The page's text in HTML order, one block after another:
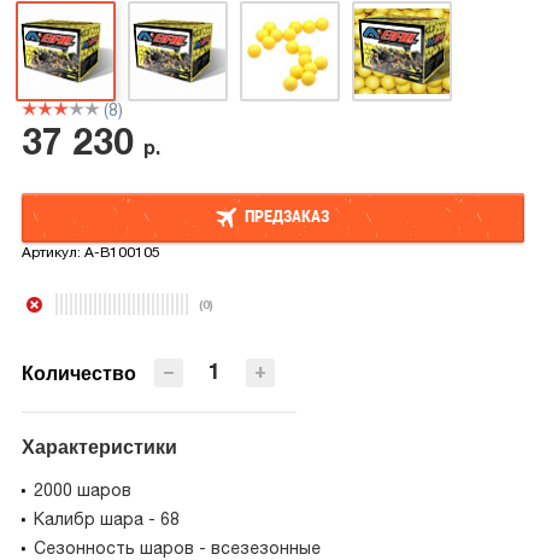
(8)
37 230 р.
ПРЕДЗАКАЗ
Артикул:A-B100105
(0)
Количество +
−
Характеристики
2000 шаров
Калибр шара - 68
Сезонность шаров - всезезонные